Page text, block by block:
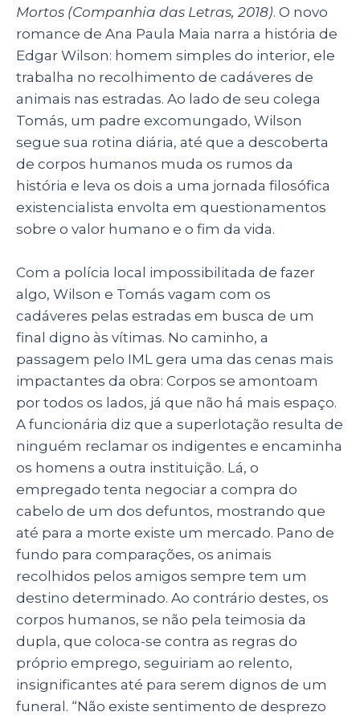
Mortos (Companhia das Letras, 2018). O novo
romance de Ana Paula Maia narra a história de
Edgar Wilson: homem simples do interior, ele
trabalha no recolhimento de cadáveres de
animais nas estradas. Ao lado de seu colega
Tomás, um padre excomungado, Wilson
segue sua rotina diária, até que a descoberta
de corpos humanos muda os rumos da
história e leva os dois a uma jornada filosófica
existencialista envolta em questionamentos
sobre o valor humano e o fim da vida.
Com a polícia local impossibilitada de fazer
algo, Wilson e Tomás vagam com os
cadáveres pelas estradas em busca de um
final digno às vítimas. No caminho, a
passagem pelo IML gera uma das cenas mais
impactantes da obra: Corpos se amontoam
por todos os lados, já que não há mais espaço.
A funcionária diz que a superlotação resulta de
ninguém reclamar os indigentes e encaminha
os homens a outra instituição. Lá, o
empregado tenta negociar a compra do
cabelo de um dos defuntos, mostrando que
até para a morte existe um mercado. Pano de
fundo para comparações, os animais
recolhidos pelos amigos sempre tem um
destino determinado. Ao contrário destes, os
corpos humanos, se não pela teimosia da
dupla, que coloca-se contra as regras do
próprio emprego, seguiriam ao relento,
insignificantes até para serem dignos de um
funeral. “Não existe sentimento de desprezo